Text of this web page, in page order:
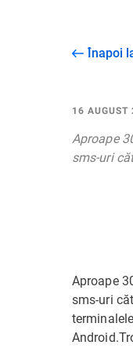
Înapoi
16 AUGUST
Aproape
sms-uri
Aproape
sms-uri